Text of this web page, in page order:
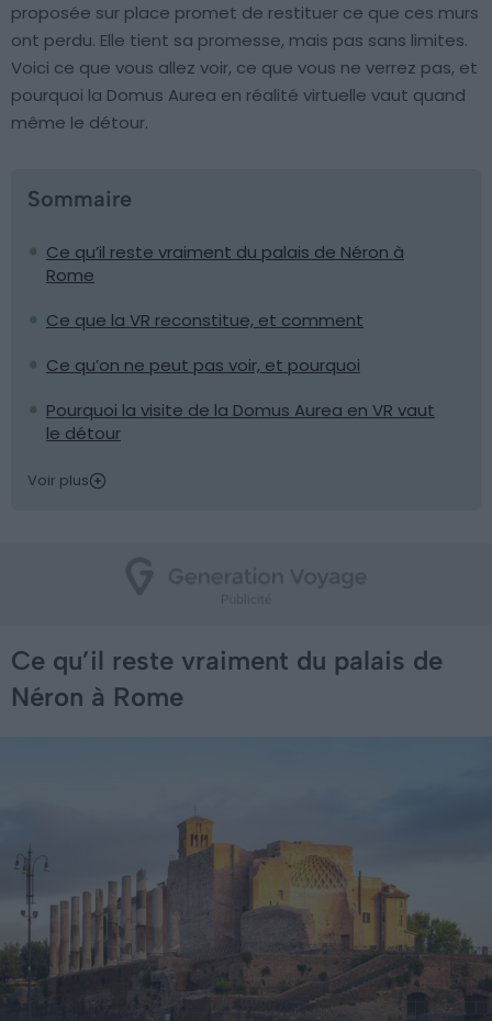
proposée sur place promet de restituer ce que ces murs
ont perdu. Elle tient sa promesse, mais pas sans limites.
Voici ce que vous allez voir, ce que vous ne verrez pas, et
pourquoi la Domus Aurea en réalité virtuelle vaut quand
même le détour.
Sommaire
Ce qu’il reste vraiment du palais de Néron à
Rome
Ce que la VR reconstitue, et comment
Ce qu’on ne peut pas voir, et pourquoi
Pourquoi la visite de la Domus Aurea en VR vaut
le détour
Voir plus
Ce qu’il reste vraiment du palais de
Néron à Rome